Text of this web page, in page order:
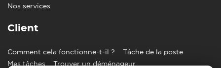
Nos services
Client
Comment cela fonctionne-t-il ?
Tâche de la poste
Mes tâches
Trouver un déménageur